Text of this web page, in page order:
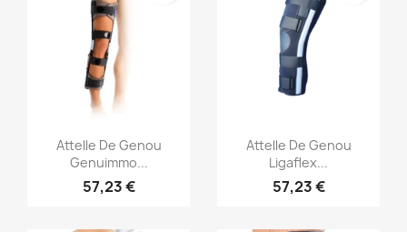
Aperçu rapide
Attelle De Genou
Genuimmo...
57,23 €
Aperçu rapide
Attelle De Genou
Ligaflex...
57,23 €